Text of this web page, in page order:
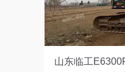
山东临工